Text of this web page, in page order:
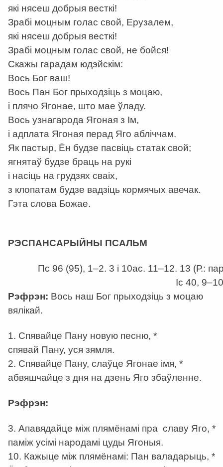
які нясеш добрыя весткі!
Зрабі моцным голас свой, Ерузалем,
які нясеш добрыя весткі!
Зрабі моцным голас свой, не бойся!
Скажы гарадам юдэйскім:
Вось Бог ваш!
Вось Пан Бог прыходзіць з моцаю,
і плячо Ягонае, што мае ўладу.
Вось узнагарода Ягоная з Ім,
і адплата Ягоная перад Яго абліччам.
Як пастыр, Ён будзе пасвіць статак свой;
ягнятаў будзе браць на рукі
і насіць на грудзях сваіх,
з клопатам будзе вадзіць кормячых авечак.
Гэта слова Божае.
РЭСПАНСАРЫЙНЫ ПСАЛЬМ
Пс 96 (95), 1–2. 3 і 10аc. 11–12. 13 (Р.:
Іс 40,
Рэфрэн: Вось наш Бог прыходзіць з моцаю
вялікай.
1. Спявайце Пану новую песню, *
спявай Пану, уся зямля.
2. Спявайце Пану, слаўце Ягонае імя, *
абвяшчайце з дня на дзень Яго збаўленне.
Рэфрэн:
3. Апавядайце між плямёнамі пра славу Яго, *
паміж усімі народамі цуды Ягоныя.
10. Кажыце між плямёнамі: Пан валадарыць, *